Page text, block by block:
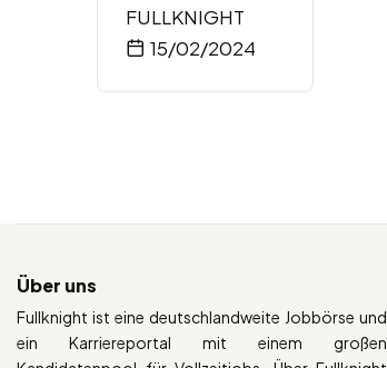
FULLKNIGHT
15/02/2024
Über uns
Fullknight ist eine deutschlandweite Jobbörse und
ein Karriereportal mit einem großen